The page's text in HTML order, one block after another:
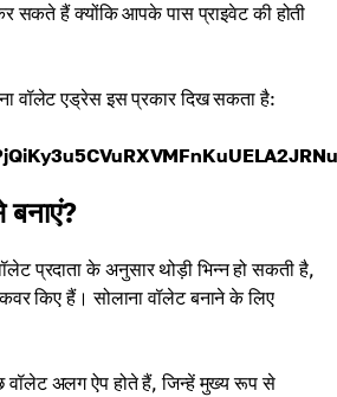
सकते हैं क्योंकि आपके पास प्राइवेट की होती
वॉलेट एड्रेस इस प्रकार दिख सकता है:
बनाएं?
प्रदाता के अनुसार थोड़ी भिन्न हो सकती है,
किए हैं। सोलाना वॉलेट बनाने के लिए
अलग ऐप होते हैं, जिन्हें मुख्य रूप से